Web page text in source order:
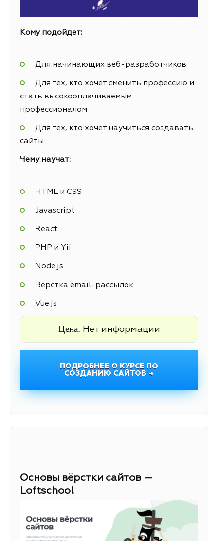
Кому подойдет:
Для начинающих веб-разработчиков
Для тех, кто хочет сменить профессию и
стать высокооплачиваемым
профессионалом
Для тех, кто хочет научиться создавать
сайты
Чему научат:
HTML и CSS
Javascript
React
PHP и Yii
Node.js
Верстка email-рассылок
Vue.js
Цена: Нет информации
ПОДРОБНЕЕ О КУРСЕ ПО
СОЗДАНИЮ САЙТОВ →
Основы вёрстки сайтов —
Loftschool